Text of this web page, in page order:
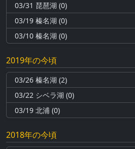
03/31 琵琶湖 (0)
03/19 榛名湖 (0)
03/10 榛名湖 (0)
2019年の今頃
03/26 榛名湖 (2)
03/22 シベラ湖 (0)
03/19 北浦 (0)
2018年の今頃